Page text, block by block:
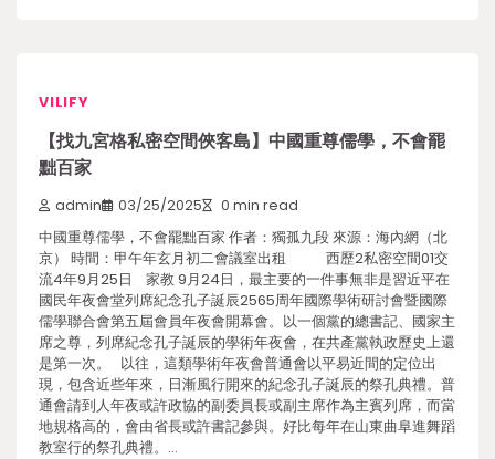
VILIFY
【找九宮格私密空間俠客島】中國重尊儒學，不會罷
黜百家
admin 03/25/2025 0 min read
中國重尊儒學，不會罷黜百家 作者：獨孤九段 來源：海內網（北
京） 時間：甲午年玄月初二會議室出租 西歷2私密空間01交
流4年9月25日 家教 9月24日，最主要的一件事無非是習近平在
國民年夜會堂列席紀念孔子誕辰2565周年國際學術研討會暨國際
儒學聯合會第五屆會員年夜會開幕會。以一個黨的總書記、國家主
席之尊，列席紀念孔子誕辰的學術年夜會，在共產黨執政歷史上還
是第一次。 以往，這類學術年夜會普通會以平易近間的定位出
現，包含近些年來，日漸風行開來的紀念孔子誕辰的祭孔典禮。普
通會請到人年夜或許政協的副委員長或副主席作為主賓列席，而當
地規格高的，會由省長或許書記參與。好比每年在山東曲阜進舞蹈
教室行的祭孔典禮。…